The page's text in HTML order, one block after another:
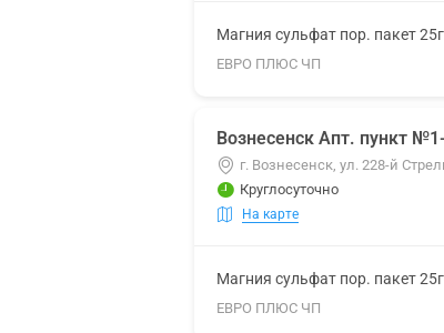
Магния сульфат пор. пакет
ЕВРО ПЛЮС ЧП
Вознесенск Апт. пункт
г. Вознесенск, ул. 228-й
Круглосуточно
На карте
Магния сульфат пор. пакет
ЕВРО ПЛЮС ЧП